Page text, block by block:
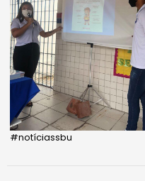
#notíciassbu